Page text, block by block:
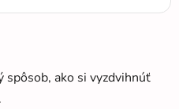
spôsob, ako si vyzdvihnúť